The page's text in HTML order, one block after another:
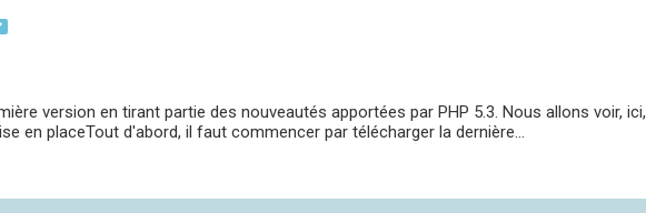
version en tirant partie des nouveautés apportées par PHP 5.3. Nous allons voir, ici,
en placeTout d'abord, il faut commencer par télécharger la dernière...